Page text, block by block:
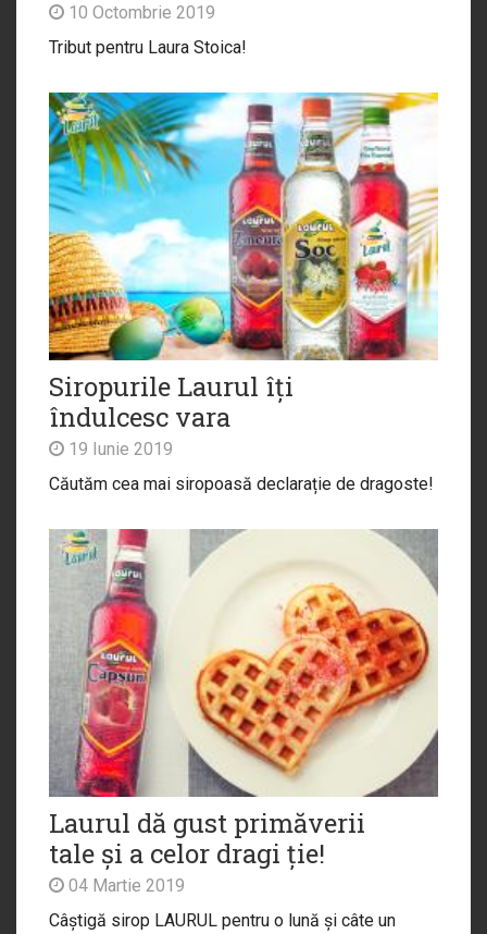
10 Octombrie 2019
Tribut pentru Laura Stoica!
Siropurile Laurul îți
îndulcesc vara
19 Iunie 2019
Căutăm cea mai siropoasă declarație de dragoste!
Laurul dă gust primăverii
tale și a celor dragi ție!
04 Martie 2019
Câștigă sirop LAURUL pentru o lună și câte un